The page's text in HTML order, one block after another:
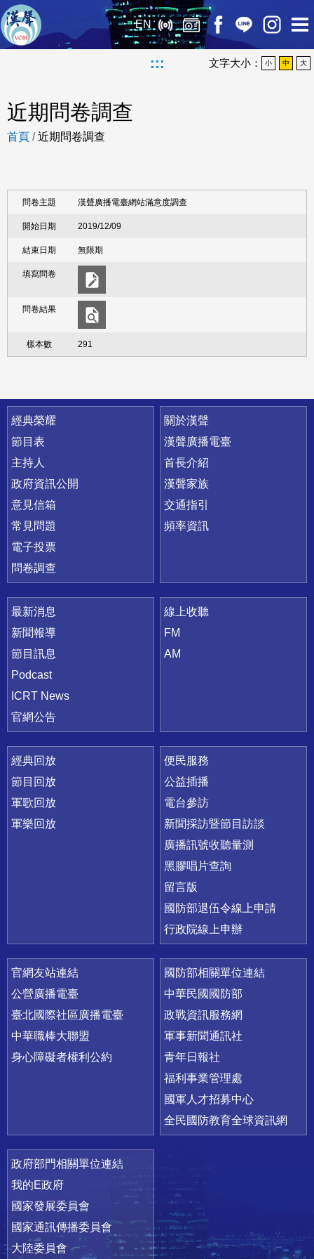
EN
::: 文字大小： 小 中 大
近期問卷調查
首頁 /近期問卷調查
漢聲廣播電臺網站滿意度調查
2019/12/09
無限期
291
快速連結
經典榮耀
節目表
主持人
政府資訊公開
意見信箱
常見問題
電子投票
問卷調查
關於漢聲
漢聲廣播電臺
首長介紹
漢聲家族
交通指引
頻率資訊
最新消息
新聞報導
節目訊息
Podcast
ICRT News
官網公告
線上收聽
FM
AM
經典回放
節目回放
軍歌回放
軍樂回放
便民服務
公益插播
電台參訪
新聞採訪暨節目訪談
廣播訊號收聽量測
黑膠唱片查詢
留言版
國防部退伍令線上申請
行政院線上申辦
官網友站連結
公營廣播電臺
臺北國際社區廣播電臺
中華職棒大聯盟
身心障礙者權利公約
國防部相關單位連結
中華民國國防部
政戰資訊服務網
軍事新聞通訊社
青年日報社
福利事業管理處
國軍人才招募中心
全民國防教育全球資訊網
政府部門相關單位連結
我的E政府
國家發展委員會
國家通訊傳播委員會
大陸委員會